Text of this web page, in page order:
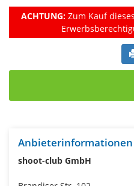
ACHTUNG:Zum Kauf
Anbieterinformationen
shoot-club GmbH